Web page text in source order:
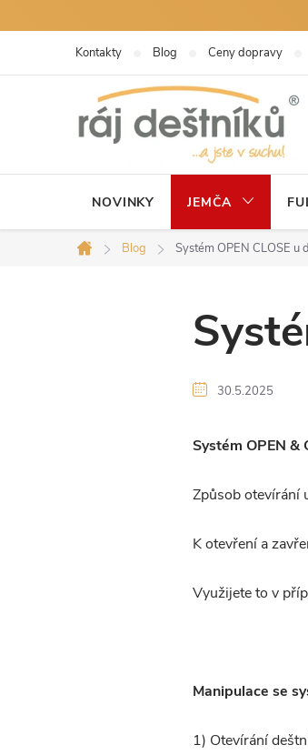
na
Kontakty Blog Ceny dopravy
NOVINKY JEMČA
Domů
Blog Systém OPEN CLOSE u
30.5.2025
Systém OPEN &
Způsob otevírání
K otevření a
Využijete to v
Manipulace se
1) Otevírání